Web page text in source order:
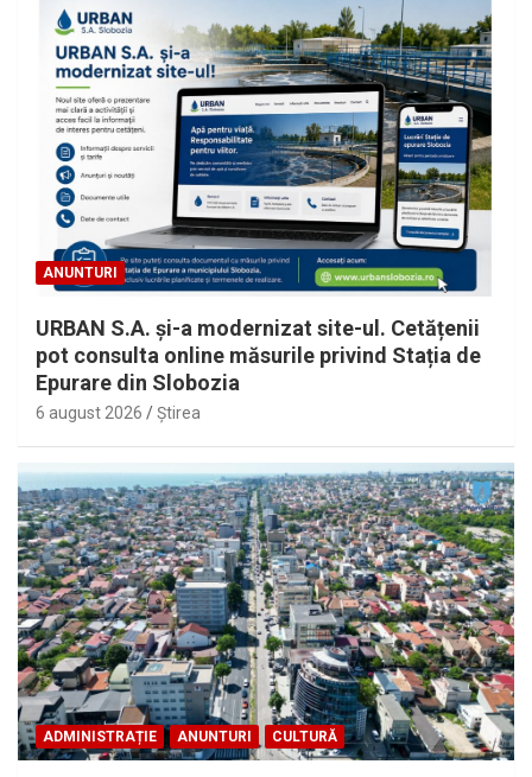
ANUNTURI
URBAN S.A. și-a modernizat site-ul. Cetățenii
pot consulta online măsurile privind Stația de
Epurare din Slobozia
6 august 2026 Ştirea
ADMINISTRAȚIE ANUNTURI CULTURĂ